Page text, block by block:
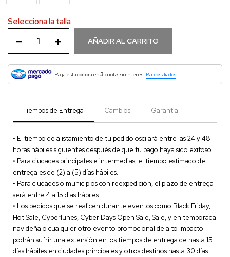
Selecciona la talla
AÑADIR AL CARRITO
Paga esta compra en3 cuotas sin interés. Bancos aliados
Tiempos de Entrega Cambios Garantía
• El tiempo de alistamiento de tu pedido oscilará entre las 24 y 48
horas hábiles siguientes después de que tu pago haya sido exitoso.
• Para ciudades principales e intermedias, el tiempo estimado de
entrega es de (2) a (5) días hábiles.
• Para ciudades o municipios con reexpedición, el plazo de entrega
será entre 4 a 15 días hábiles.
• Los pedidos que se realicen durante eventos como Black Friday,
Hot Sale, Cyberlunes, Cyber Days Open Sale, Sale, y en temporada
navideña o cualquier otro evento promocional de alto impacto
podrán sufrir una extensión en los tiempos de entrega de hasta 15
días hábiles en ciudades principales y otros destinos hasta 30 días